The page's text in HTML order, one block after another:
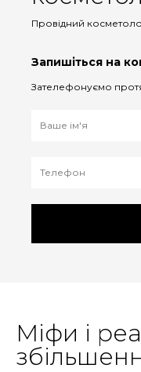
Провідний
Запишіться на
Зателефонуємо
Міфи і